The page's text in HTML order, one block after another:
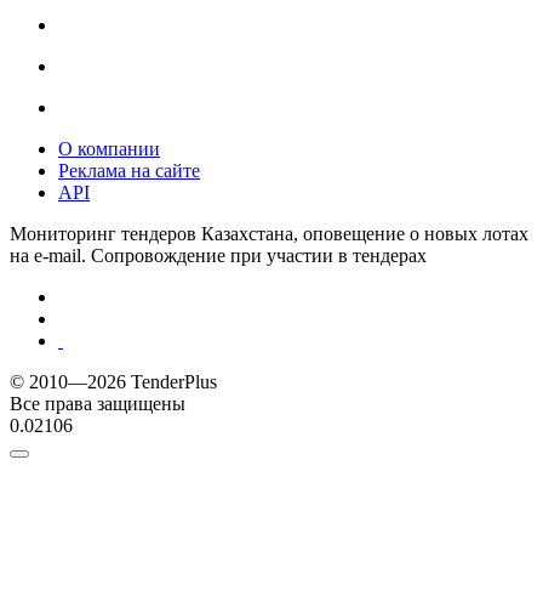
О компании
Реклама на сайте
API
Мониторинг тендеров Казахстана, оповещение о новых лотах
на e-mail. Сопровождение при участии в тендерах
© 2010—2026 TenderPlus
Все права защищены
0.02106